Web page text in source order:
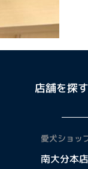
店舗を探す
愛犬ショッ
南大分本店